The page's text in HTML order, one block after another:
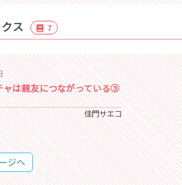
ス 7
ャは親友につながっている③
佳門サエコ
ジへ